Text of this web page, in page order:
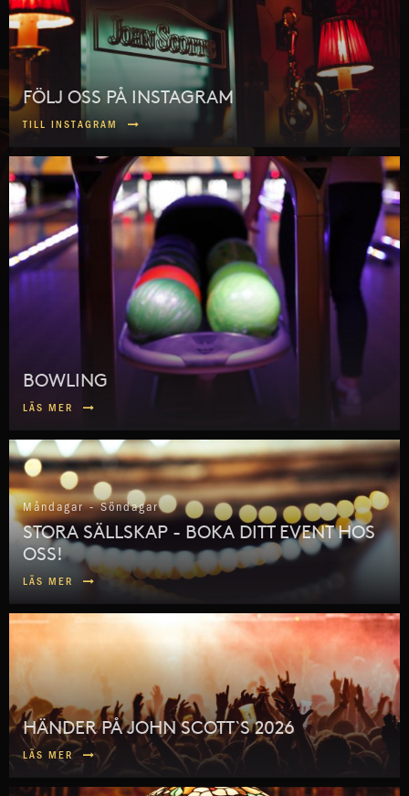
FÖLJ OSS PÅ INSTAGRAM
TILL INSTAGRAM
BOWLING
LÄS MER
Måndagar - Söndagar
STORA SÄLLSKAP - BOKA DITT EVENT HOS
OSS!
LÄS MER
HÄNDER PÅ JOHN SCOTT`S 2026
LÄS MER